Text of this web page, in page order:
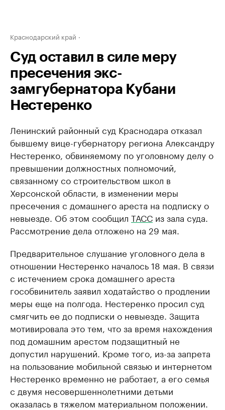
Краснодарский край
Суд оставил в силе меру
пресечения экс-
замгубернатора Кубани
Нестеренко
Ленинский районный суд Краснодара отказал
бывшему вице-губернатору региона Александру
Нестеренко, обвиняемому по уголовному делу о
превышении должностных полномочий,
связанному со строительством школ в
Херсонской области, в изменении меры
пресечения с домашнего ареста на подписку о
невыезде. Об этом сообщил ТАСС из зала суда.
Рассмотрение дела отложено на 29 мая.
Предварительное слушание уголовного дела в
отношении Нестеренко началось 18 мая. В связи
с истечением срока домашнего ареста
гособвинитель заявил ходатайство о продлении
меры еще на полгода. Нестеренко просил суд
смягчить ее до подписки о невыезде. Защита
мотивировала это тем, что за время нахождения
под домашним арестом подзащитный не
допустил нарушений. Кроме того, из-за запрета
на пользование мобильной связью и интернетом
Нестеренко временно не работает, а его семья
с двумя несовершеннолетними детьми
оказалась в тяжелом материальном положении.